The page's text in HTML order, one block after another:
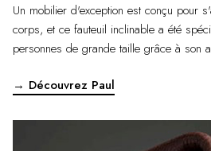
Un mobilier d'exception est conçu pour
corps, et ce fauteuil inclinable a été
personnes de grande taille grâce à son
→ Découvrez Paul